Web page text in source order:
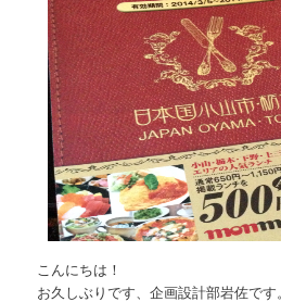
こんにちは！
お久しぶりです、企画設計部岩佐です。